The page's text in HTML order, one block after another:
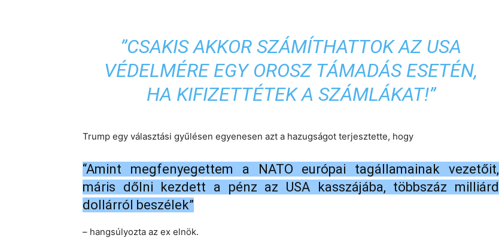
”CSAKIS AKKOR SZÁMÍTHATTOK AZ USA
VÉDELMÉRE EGY OROSZ TÁMADÁS ESETÉN,
HA KIFIZETTÉTEK A SZÁMLÁKAT!”
Trump egy választási gyűlésen egyenesen azt a hazugságot terjesztette, hogy
“Amint megfenyegettem a NATO európai tagállamainak vezetőit,
máris dőlni kezdett a pénz az USA kasszájába, többszáz milliárd
dollárról beszélek”
– hangsúlyozta az ex elnök.